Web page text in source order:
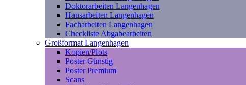
Doktorarbeiten Langenhagen
Hausarbeiten Langenhagen
Facharbeiten Langenhagen
Checkliste Abgabearbeiten
Großformat Langenhagen
Kopien/Plots
Poster Günstig
Poster Premium
Scans